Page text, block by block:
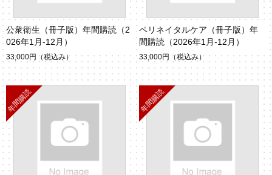
公衆衛生（冊子版）年間購読（2
026年1月-12月）
33,000円 （税込み）
ペリネイタルケア（冊子版）年
間購読（2026年1月-12月）
33,000円 （税込み）